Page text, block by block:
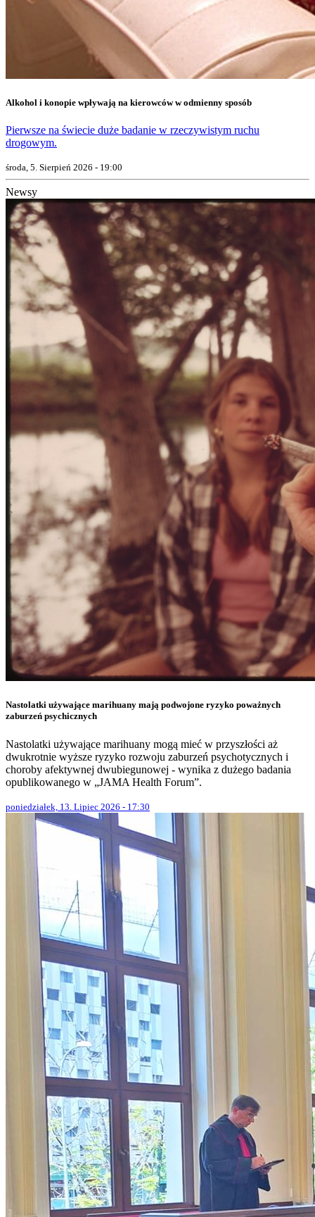
Alkohol i konopie wpływają na kierowców w odmienny sposób
Pierwsze na świecie duże badanie w rzeczywistym ruchu
drogowym.
środa, 5. Sierpień 2026 - 19:00
Newsy
Nastolatki używające marihuany mają podwojone ryzyko poważnych
zaburzeń psychicznych
Nastolatki używające marihuany mogą mieć w przyszłości aż
dwukrotnie wyższe ryzyko rozwoju zaburzeń psychotycznych i
choroby afektywnej dwubiegunowej - wynika z dużego badania
opublikowanego w „JAMA Health Forum”.
poniedziałek, 13. Lipiec 2026 - 17:30